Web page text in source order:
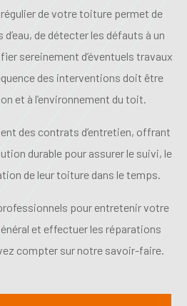
de votre toiture permet de
de détecter les défauts à un
sereinement d’éventuels travaux
des interventions doit être
et à l’environnement du toit.
des contrats d’entretien, offrant
durable pour assurer le suivi, le
de leur toiture dans le temps.
pour entretenir votre
et effectuer les réparations
compter sur notre savoir-faire.